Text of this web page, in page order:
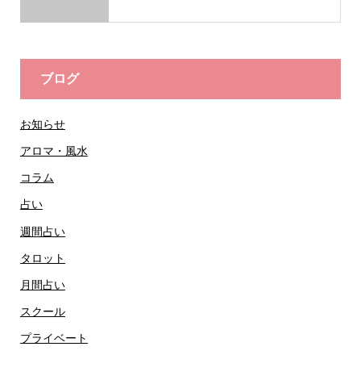
ブログ
お知らせ
アロマ・風水
コラム
占い
週間占い
タロット
月間占い
スクール
プライベート